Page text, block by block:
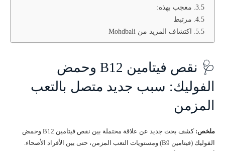
معجب بهذه:
مرتبط
اكتشاف المزيد من Mohdbali
🩺 نقص فيتامين B12 وحمض
الفوليك: سبب جديد متصل بالتعب
المزمن
ملخص:
كشف بحث جديد عن علاقة محتملة بين نقص فيتامين B12 وحمض
الفوليك (فيتامين B9) ومستويات التعب المزمن، حتى بين الأفراد الأصحاء.